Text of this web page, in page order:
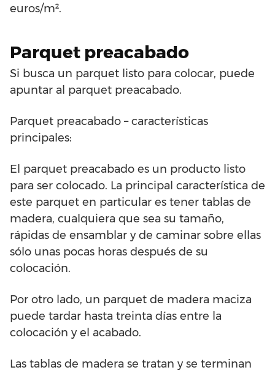
euros/m².
Parquet preacabado
Si busca un parquet listo para colocar, puede
apuntar al parquet preacabado.
Parquet preacabado – características
principales:
El parquet preacabado es un producto listo
para ser colocado. La principal característica de
este parquet en particular es tener tablas de
madera, cualquiera que sea su tamaño,
rápidas de ensamblar y de caminar sobre ellas
sólo unas pocas horas después de su
colocación.
Por otro lado, un parquet de madera maciza
puede tardar hasta treinta días entre la
colocación y el acabado.
Las tablas de madera se tratan y se terminan